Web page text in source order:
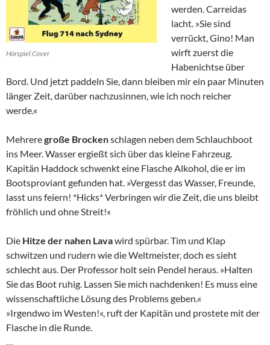
Hörspiel Cover
werden. Carreidas
lacht. »Sie sind
verrückt, Gino! Man
wirft zuerst die
Habenichtse über
Bord. Und jetzt paddeln Sie, dann bleiben mir ein paar Minuten
länger Zeit, darüber nachzusinnen, wie ich noch reicher
werde.«
Mehreregroße Brockenschlagen neben dem Schlauchboot
ins Meer. Wasser ergießt sich über das kleine Fahrzeug.
Kapitän Haddock schwenkt eine Flasche Alkohol, die er im
Bootsproviant gefunden hat. »Vergesst das Wasser, Freunde,
lasst uns feiern! *Hicks* Verbringen wir die Zeit, die uns bleibt
fröhlich und ohne Streit!«
Die Hitze der nahen Lavawird spürbar. Tim und Klap
schwitzen und rudern wie die Weltmeister, doch es sieht
schlecht aus. Der Professor holt sein Pendel heraus. »Halten
Sie das Boot ruhig. Lassen Sie mich nachdenken! Es muss eine
wissenschaftliche Lösung des Problems geben.«
»Irgendwo im Westen!«, ruft der Kapitän und prostete mit der
Flasche in die Runde.